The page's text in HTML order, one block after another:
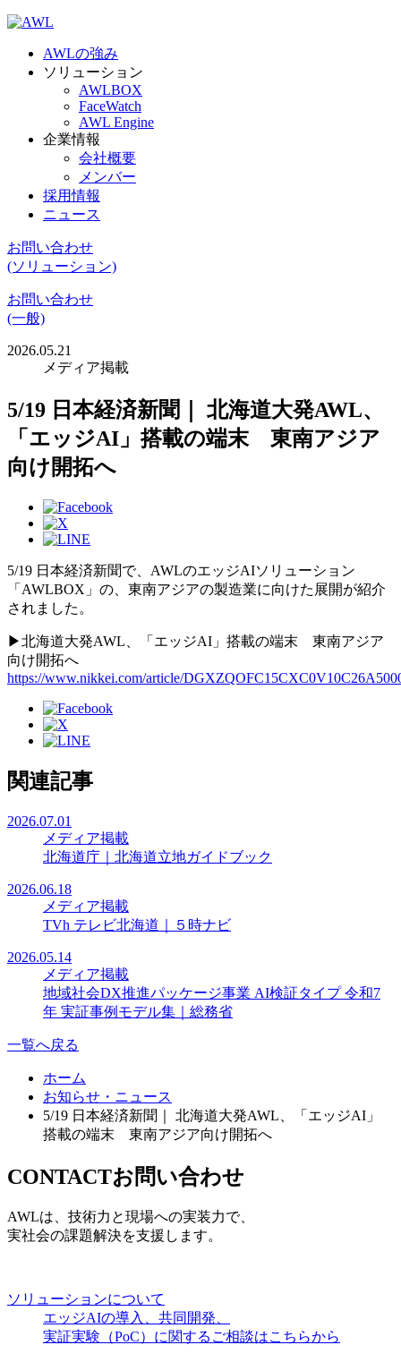
AWLの強み
ソリューション
AWLBOX
FaceWatch
AWL Engine
企業情報
会社概要
メンバー
採用情報
ニュース
お問い合わせ
(ソリューション)
お問い合わせ
(一般)
2026.05.21
メディア掲載
5/19 日本経済新聞｜ 北海道大発AWL、
「エッジAI」搭載の端末 東南アジア
向け開拓へ
5/19 日本経済新聞で、AWLのエッジAIソリューション
「AWLBOX」の、東南アジアの製造業に向けた展開が紹介
されました。
▶北海道大発AWL、「エッジAI」搭載の端末 東南アジア
向け開拓へ
https://www.nikkei.com/article/
関連記事
2026.07.01
メディア掲載
北海道庁｜北海道立地ガイドブック
2026.06.18
メディア掲載
TVh テレビ北海道｜５時ナビ
2026.05.14
メディア掲載
地域社会DX推進パッケージ事業 AI検証タイプ 令和7
年 実証事例モデル集｜総務省
一覧へ戻る
ホーム
お知らせ・ニュース
5/19 日本経済新聞｜ 北海道大発AWL、「エッジAI」
搭載の端末 東南アジア向け開拓へ
CONTACTお問い合わせ
AWLは、技術力と現場への実装力で、
実社会の課題解決を支援します。
ソリューションについて
エッジAIの導入、共同開発、
実証実験（PoC）に関するご相談はこちらから